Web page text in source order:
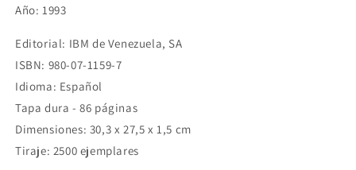
Año: 1993
Editorial: IBM de Venezuela, SA
ISBN: 980-07-1159-7
Idioma: Español
Tapa dura - 86 páginas
Dimensiones: 30,3 x 27,5 x 1,5 cm
Tiraje: 2500 ejemplares